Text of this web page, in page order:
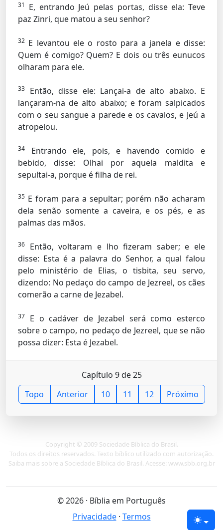
Tema
31
E, entrando Jeú pelas portas, disse ela: Teve
paz Zinri, que matou a seu senhor?
32 E levantou ele o rosto para a janela e disse:
Quem é comigo? Quem? E dois ou três eunucos
olharam para ele.
33
Então, disse ele: Lançai-a de alto abaixo. E
lançaram-na de alto abaixo; e foram salpicados
com o seu sangue a parede e os cavalos, e Jeú a
atropelou.
34
Entrando ele, pois, e havendo comido e
bebido, disse: Olhai por aquela maldita e
sepultai-a, porque é filha de rei.
35 E foram para a sepultar; porém não acharam
dela senão somente a caveira, e os pés, e as
palmas das mãos.
36
Então, voltaram e lho fizeram saber; e ele
disse: Esta é a palavra do Senhor, a qual falou
pelo ministério de Elias, o tisbita, seu servo,
dizendo: No pedaço do campo de Jezreel, os cães
comerão a carne de Jezabel.
37
E o cadáver de Jezabel será como esterco
sobre o campo, no pedaço de Jezreel, que se não
possa dizer: Esta é Jezabel.
Capítulo 9 de 25
Topo
Anterior 10 11 12 Próximo
Copyright © 2009 Sociedade Bíblica do Brasil.
Todos os direitos reservados. Texto bíblico utilizado com autorização.
Saiba mais sobre a Sociedade Bíblica do Brasil. Acesse: www.sbb.org.br
© 2026 · Bíblia em Português
Privacidade· Termos